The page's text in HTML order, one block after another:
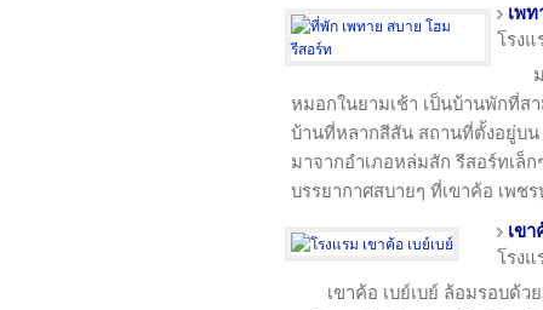
เพ
โรง
หมอกในยามเช้า เป็นบ้านพักที่ส
บ้านที่หลากสีสัน สถานที่ตั้งอยู่บ
มาจากอำเภอหล่มสัก รีสอร์ทเล็
บรรยากาศสบายๆ ที่เขาค้อ เพช
เขา
โรง
เขาค้อ เบย์เบย์ ล้อมรอบด้